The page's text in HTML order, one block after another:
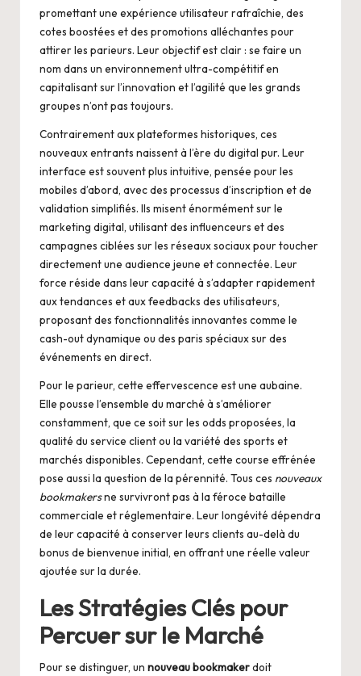
promettant une expérience utilisateur rafraîchie, des
cotes boostées et des promotions alléchantes pour
attirer les parieurs. Leur objectif est clair : se faire un
nom dans un environnement ultra-compétitif en
capitalisant sur l’innovation et l’agilité que les grands
groupes n’ont pas toujours.
Contrairement aux plateformes historiques, ces
nouveaux entrants naissent à l’ère du digital pur. Leur
interface est souvent plus intuitive, pensée pour les
mobiles d’abord, avec des processus d’inscription et de
validation simplifiés. Ils misent énormément sur le
marketing digital, utilisant des influenceurs et des
campagnes ciblées sur les réseaux sociaux pour toucher
directement une audience jeune et connectée. Leur
force réside dans leur capacité à s’adapter rapidement
aux tendances et aux feedbacks des utilisateurs,
proposant des fonctionnalités innovantes comme le
cash-out dynamique ou des paris spéciaux sur des
événements en direct.
Pour le parieur, cette effervescence est une aubaine.
Elle pousse l’ensemble du marché à s’améliorer
constamment, que ce soit sur les odds proposées, la
qualité du service client ou la variété des sports et
marchés disponibles. Cependant, cette course effrénée
pose aussi la question de la pérennité. Tous ces nouveaux
bookmakersne survivront pas à la féroce bataille
commerciale et réglementaire. Leur longévité dépendra
de leur capacité à conserver leurs clients au-delà du
bonus de bienvenue initial, en offrant une réelle valeur
ajoutée sur la durée.
Les Stratégies Clés pour
Percuer sur le Marché
Pour se distinguer, un nouveau bookmakerdoit